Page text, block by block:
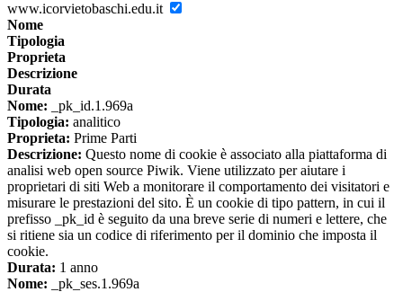
www.icorvietobaschi.edu.it
Nome
Tipologia
Proprieta
Descrizione
Durata
Nome: _pk_id.1.969a
Tipologia: analitico
Proprieta: Prime Parti
Descrizione: Questo nome di cookie è associato alla piattaforma di
analisi web open source Piwik. Viene utilizzato per aiutare i
proprietari di siti Web a monitorare il comportamento dei visitatori e
misurare le prestazioni del sito. È un cookie di tipo pattern, in cui il
prefisso _pk_id è seguito da una breve serie di numeri e lettere, che
si ritiene sia un codice di riferimento per il dominio che imposta il
cookie.
Durata: 1 anno
Nome: _pk_ses.1.969a